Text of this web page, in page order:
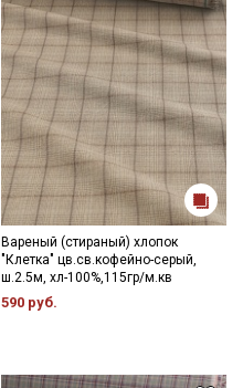
Вареный (стираный) хлопок
"Клетка" цв.св.кофейно-серый,
ш.2.5м, хл-100%,115гр/м.кв
590 руб.